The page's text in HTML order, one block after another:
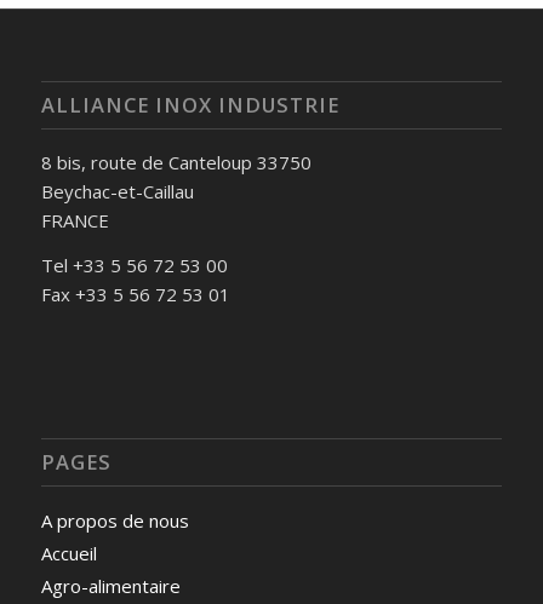
ALLIANCE INOX INDUSTRIE
8 bis, route de Canteloup 33750
Beychac-et-Caillau
FRANCE
Tel +33 5 56 72 53 00
Fax +33 5 56 72 53 01
PAGES
A propos de nous
Accueil
Agro-alimentaire